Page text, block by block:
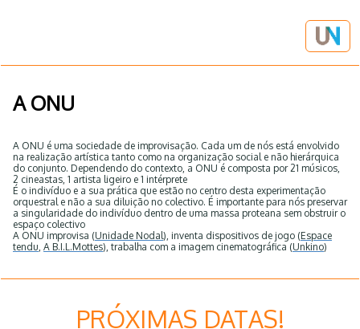
A ONU
A ONU é uma sociedade de improvisação. Cada um de nós está envolvido
na realização artística tanto como na organização social e não hierárquica
do conjunto. Dependendo do contexto, a ONU é composta por 21 músicos,
2 cineastas, 1 artista ligeiro e 1 intérprete
É o indivíduo e a sua prática que estão no centro desta experimentação
orquestral e não a sua diluição no colectivo. É importante para nós preservar
a singularidade do indivíduo dentro de uma massa proteana sem obstruir o
espaço colectivo
A ONU improvisa (Unidade Nodal), inventa dispositivos de jogo (Espace
tendu, A B.I.L.Mottes), trabalha com a imagem cinematográfica (Unkino)
PRÓXIMAS DATAS!